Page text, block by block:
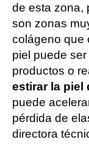
de esta zona,
son zonas
colágeno que
piel puede
productos o
estirar la piel
puede
pérdida de
directora